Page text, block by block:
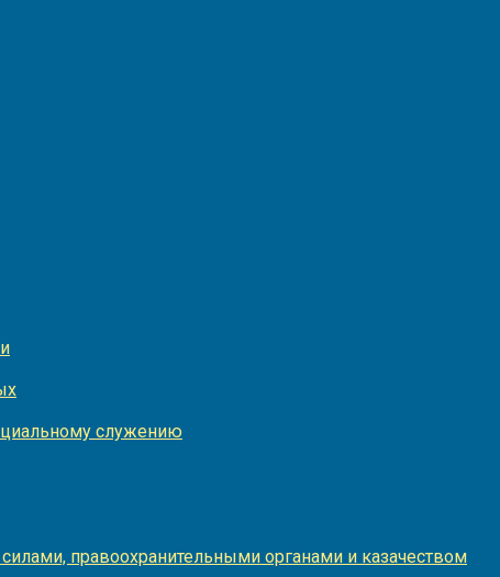
служению
правоохранительными органами и казачеством